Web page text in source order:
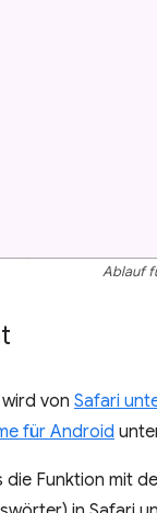
Ablauf
von Safari
für Android
Funktion mit